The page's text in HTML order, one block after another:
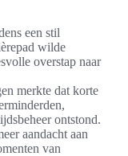
een stil
wilde
overstap naar
merkte dat korte
ontstond.
aandacht aan
van